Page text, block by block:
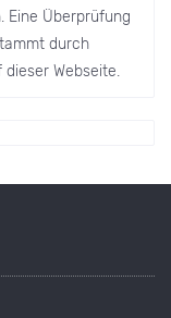
Eine Überprüfung
durch
Webseite.